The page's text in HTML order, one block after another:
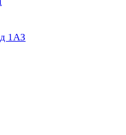
1АЗ